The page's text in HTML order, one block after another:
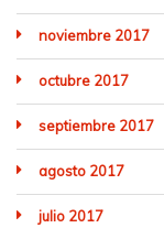
noviembre 2017
octubre 2017
septiembre 2017
agosto 2017
julio 2017